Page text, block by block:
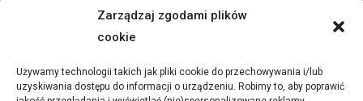
Zarządzaj zgodami plików
cookie
Używamy technologii takich jak pliki cookie do przechowywania i/lub
uzyskiwania dostępu do informacji o urządzeniu. Robimy to, aby poprawić
Redakcja portalu: